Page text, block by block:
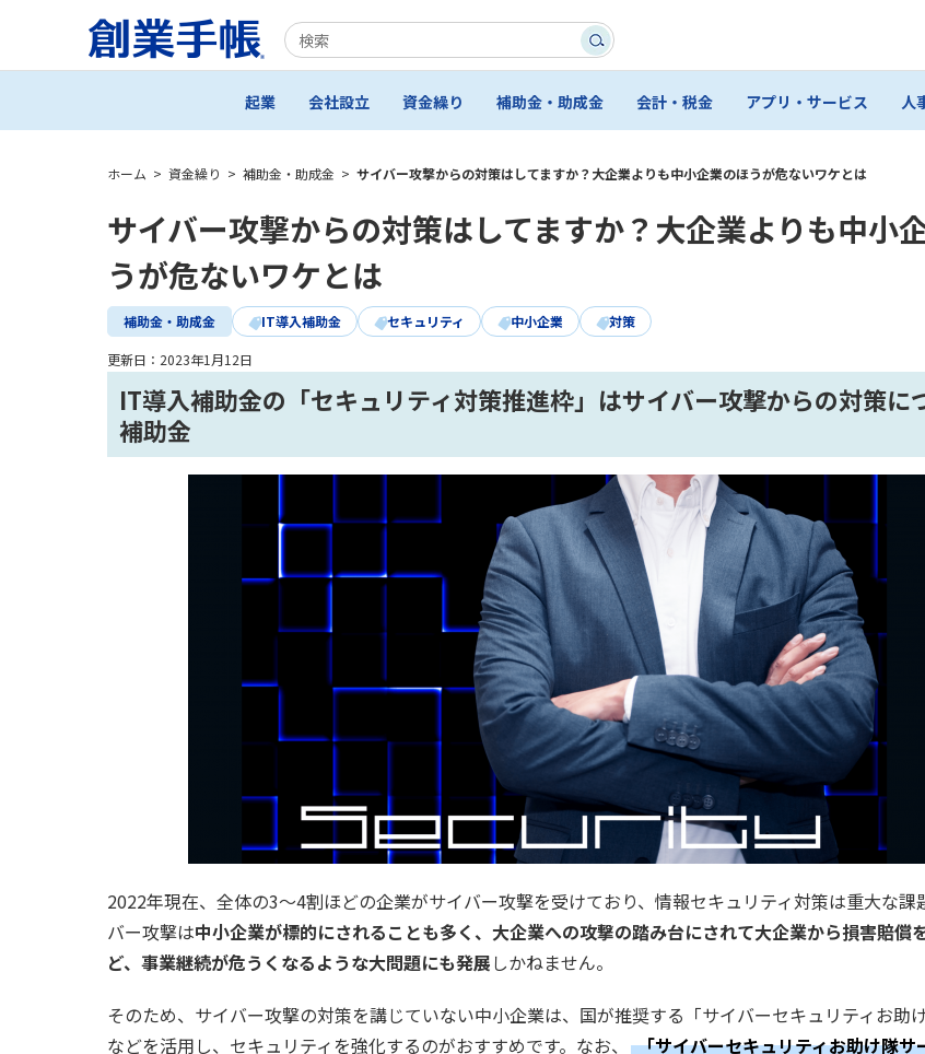
起業 会社設立 資金繰り 補助金・助成金 会計・税金 アプリ・サービス 人
ホーム > 資金繰り > 補助金・助成金 > サイバー攻撃からの対策はしてますか？大企業よりも中小企業のほうが危ないワケとは
サイバー攻撃からの対策はしてますか？大企業よりも中小
うが危ないワケとは
補助金・助成金 IT導入補助金 セキュリティ 中小企業 対策
更新日： 2023年1月12日
IT導入補助金の「セキュリティ対策推進枠」はサイバー攻撃からの対策に
補助金
2022年現在、全体の3〜4割ほどの企業がサイバー攻撃を受けており、情報セキュリティ対策は重大な課
バー攻撃は中小企業が標的にされることも多く、大企業への攻撃の踏み台にされて大企業から損害賠償
ど、事業継続が危うくなるような大問題にも発展しかねません。
そのため、サイバー攻撃の対策を講じていない中小企業は、国が推奨する「サイバーセキュリティお助
などを活用し、セキュリティを強化するのがおすすめです。なお、
「サイバーセキュリティお助け隊サ